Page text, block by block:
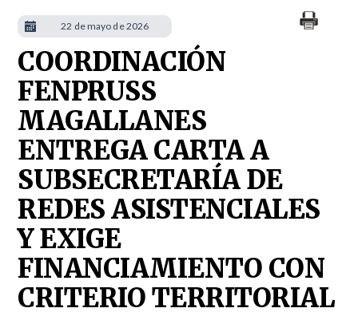
COORDINACIÓN
FENPRUSS
MAGALLANES
ENTREGA CARTA A
SUBSECRETARÍA DE
REDES ASISTENCIALES
Y EXIGE
FINANCIAMIENTO CON
CRITERIO TERRITORIAL
22 de mayo de 2026